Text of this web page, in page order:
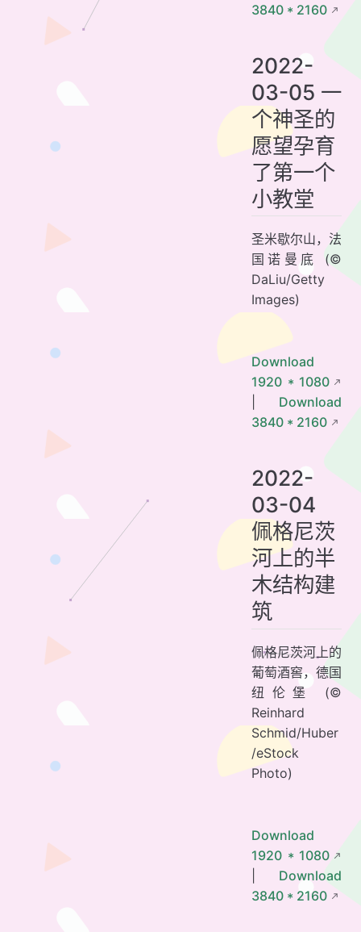
3840 * 2160
2022-
03-05 一
个神圣的
愿望孕育
了第一个
小教堂
圣米歇尔山，法
国诺曼底 (©
DaLiu/Getty
Images)
Download
1920 * 1080
Download
3840 * 2160
2022-
03-04
佩格尼茨
河上的半
木结构建
筑
佩格尼茨河上的
葡萄酒窖，德国
纽伦堡 (©
Reinhard
Schmid/Huber
/eStock
Photo)
Download
1920 * 1080
Download
3840 * 2160